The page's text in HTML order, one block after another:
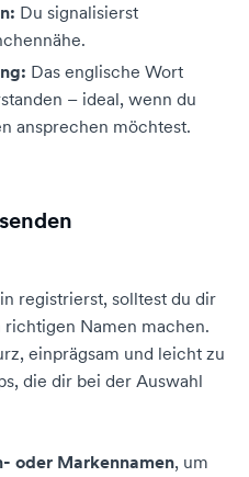
Du signalisierst
Das englische Wort
– ideal, wenn du
ansprechen möchtest.
registrierst, solltest du dir
Namen machen.
einprägsam und leicht zu
die dir bei der Auswahl
oder Markennamen, um